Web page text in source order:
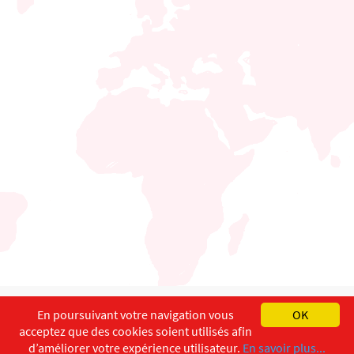
English Français
Copyright ©ISEC-AdW Aspects légaux
OK
En poursuivant votre navigation vous
acceptez que des cookies soient utilisés afin
d’améliorer votre expérience utilisateur. En savoir plus...